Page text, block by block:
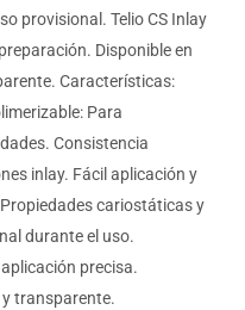
provisional. Telio CS Inlay
Disponible en
Características:
Para
Consistencia
inlay. Fácil aplicación y
cariostáticas y
durante el uso.
precisa.
transparente.